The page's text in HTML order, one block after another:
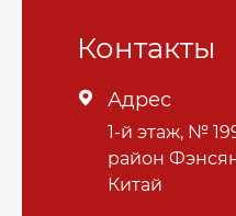
Контакты
 Адрес
1-й этаж, №
район
Китай